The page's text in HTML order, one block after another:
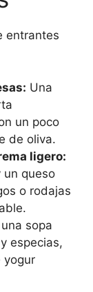
entrantes
Una
un poco
de oliva.
ligero:
un queso
o rodajas
sopa
especias,
yogur